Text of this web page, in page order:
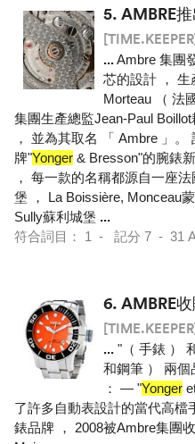
5. AMBRE
...Ambre 集團
芯的設計 ， 生
Morteau （ 法
集團生產總監Jean-Paul
， 並為其取名 「 Ambre 」
牌"Yonger & Bresson"的腕錶
， 每一款的名稱都源自一座
堡 ， La Boissière, Monceau
Sully蘇利城堡 ...
符合詞目： 1 - 記分 7 - 31
6. AMBRE
... "（ 手錶 ）
和鋼筆 ） 兩個
： — "Yonger
了許多自動表設計的當代高
錶品牌 ， 2008被Ambre集團